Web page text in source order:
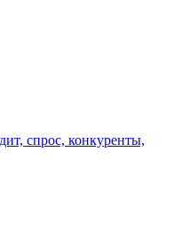
спрос, конкуренты,